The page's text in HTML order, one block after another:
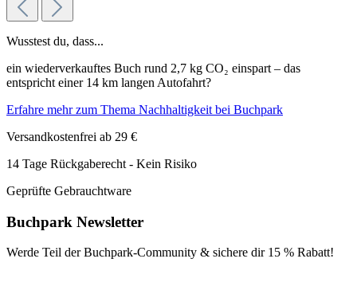
Wusstest du, dass...
ein wiederverkauftes Buch rund 2,7 kg CO₂ einspart – das
entspricht einer 14 km langen Autofahrt?
Erfahre mehr zum Thema Nachhaltigkeit bei Buchpark
Versandkostenfrei ab 29 €
14 Tage Rückgaberecht - Kein Risiko
Geprüfte Gebrauchtware
Buchpark Newsletter
Werde Teil der Buchpark-Community & sichere dir 15 % Rabatt!